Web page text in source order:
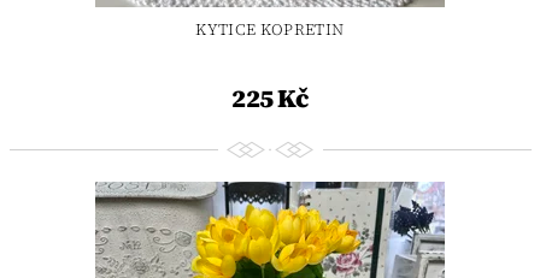
KYTICE KOPRETIN
225 Kč